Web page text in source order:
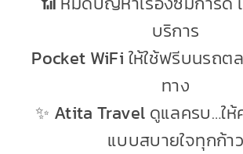
บริการ
Pocket WiFi ให้ใช้ฟรีบนรถต
ทาง
✨ Atita Travel ดูแลครบ…ใ
แบบสบายใจทุกก้าว